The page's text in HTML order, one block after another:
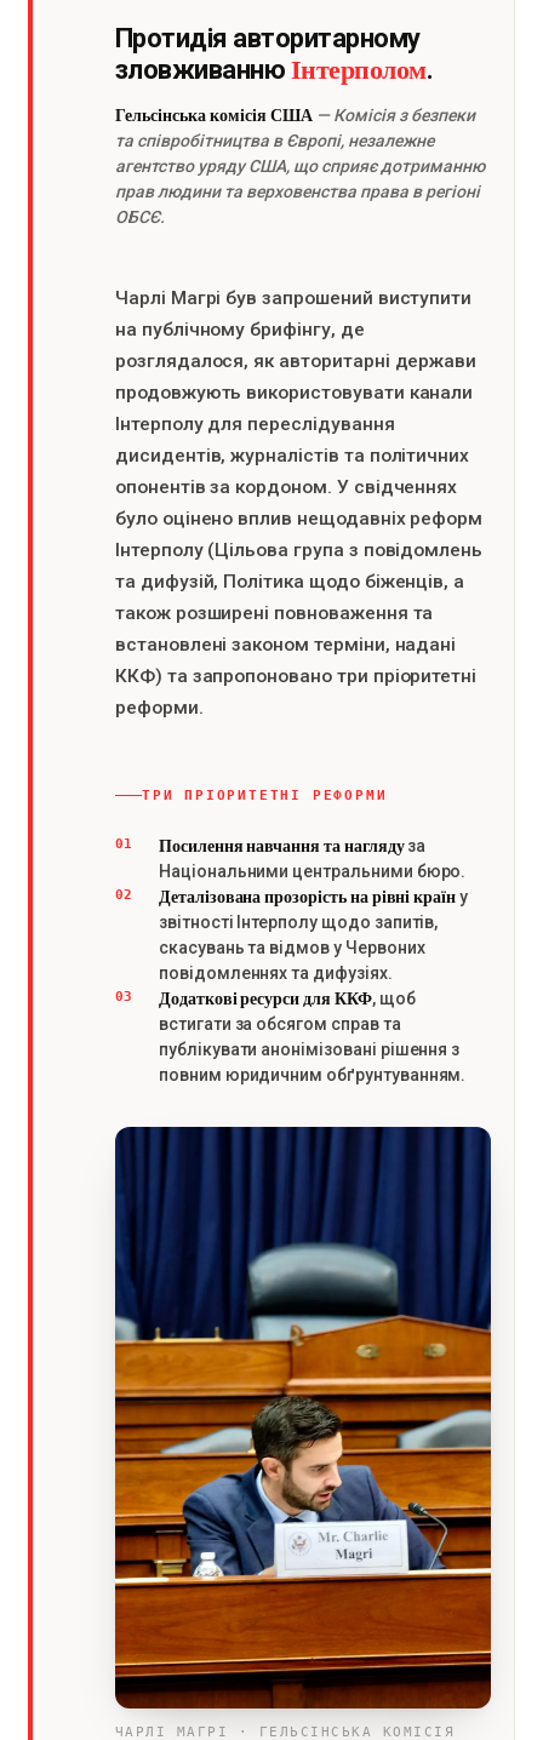
Протидія авторитарному
зловживанню Інтерполом.
Гельсінська комісія США— Комісія з безпеки
та співробітництва в Європі, незалежне
агентство уряду США, що сприяє дотриманню
прав людини та верховенства права в регіоні
ОБСЄ.
Чарлі Магрі був запрошений виступити
на публічному брифінгу, де
розглядалося, як авторитарні держави
продовжують використовувати канали
Інтерполу для переслідування
дисидентів, журналістів та політичних
опонентів за кордоном. У свідченнях
було оцінено вплив нещодавніх реформ
Інтерполу (Цільова група з повідомлень
та дифузій, Політика щодо біженців, а
також розширені повноваження та
встановлені законом терміни, надані
ККФ) та запропоновано три пріоритетні
реформи.
ТРИ ПРІОРИТЕТНІ РЕФОРМИ
01 Посилення навчання та наглядуза
Національними центральними бюро.
02 Деталізована прозорість на рівні країну
звітності Інтерполу щодо запитів,
скасувань та відмов у Червоних
повідомленнях та дифузіях.
03 Додаткові ресурси для ККФ, щоб
встигати за обсягом справ та
публікувати анонімізовані рішення з
повним юридичним обґрунтуванням.
ЧАРЛІ МАГРІ · ГЕЛЬСІНСЬКА КОМІСІЯ